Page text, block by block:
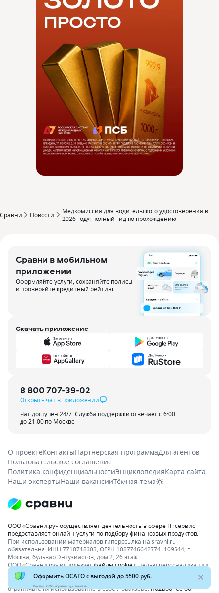
Реклама. ООО «Сравни.ру». sravni.ru
Сравни Новости
Медкомиссия для водительского удостоверения в
2026 году: полный гид по прохождению
Сравни в мобильном
приложении
Оформляйте услуги, сохраняйте полисы
и проверяйте кредитный рейтинг
Скачать приложение
8 800 707-39-02
Открыть чат в приложении
Чат доступен 24/7. Служба поддержки отвечает с 6:00
до 21:00 по Москве
О проектеКонтактыПартнерская программаДля агентов
Пользовательское соглашение
Политика конфиденциальностиЭнциклопедияКарта сайта
Наши экспертыНаши вакансииТёмная тема
ООО «Сравни.ру» осуществляет деятельность в сфере IT: сервис
предоставляет онлайн-услуги по подбору финансовых продуктов.
При использовании материалов гиперссылка на sravni.ru
обязательна. ИНН 7710718303, ОГРН 1087746642774. 109544, г.
Москва, бульвар Энтузиастов, дом 2, 26 этаж.
ООО «Сравни.ру» используетфайлы cookieс целью персонализации
сервисов и повышения удобства пользования веб-сайтом. Если вы
не хотите, чтобы ваши пользовательские данные обрабатывались,
ограничьте их использование в своём браузере.Подробнее об